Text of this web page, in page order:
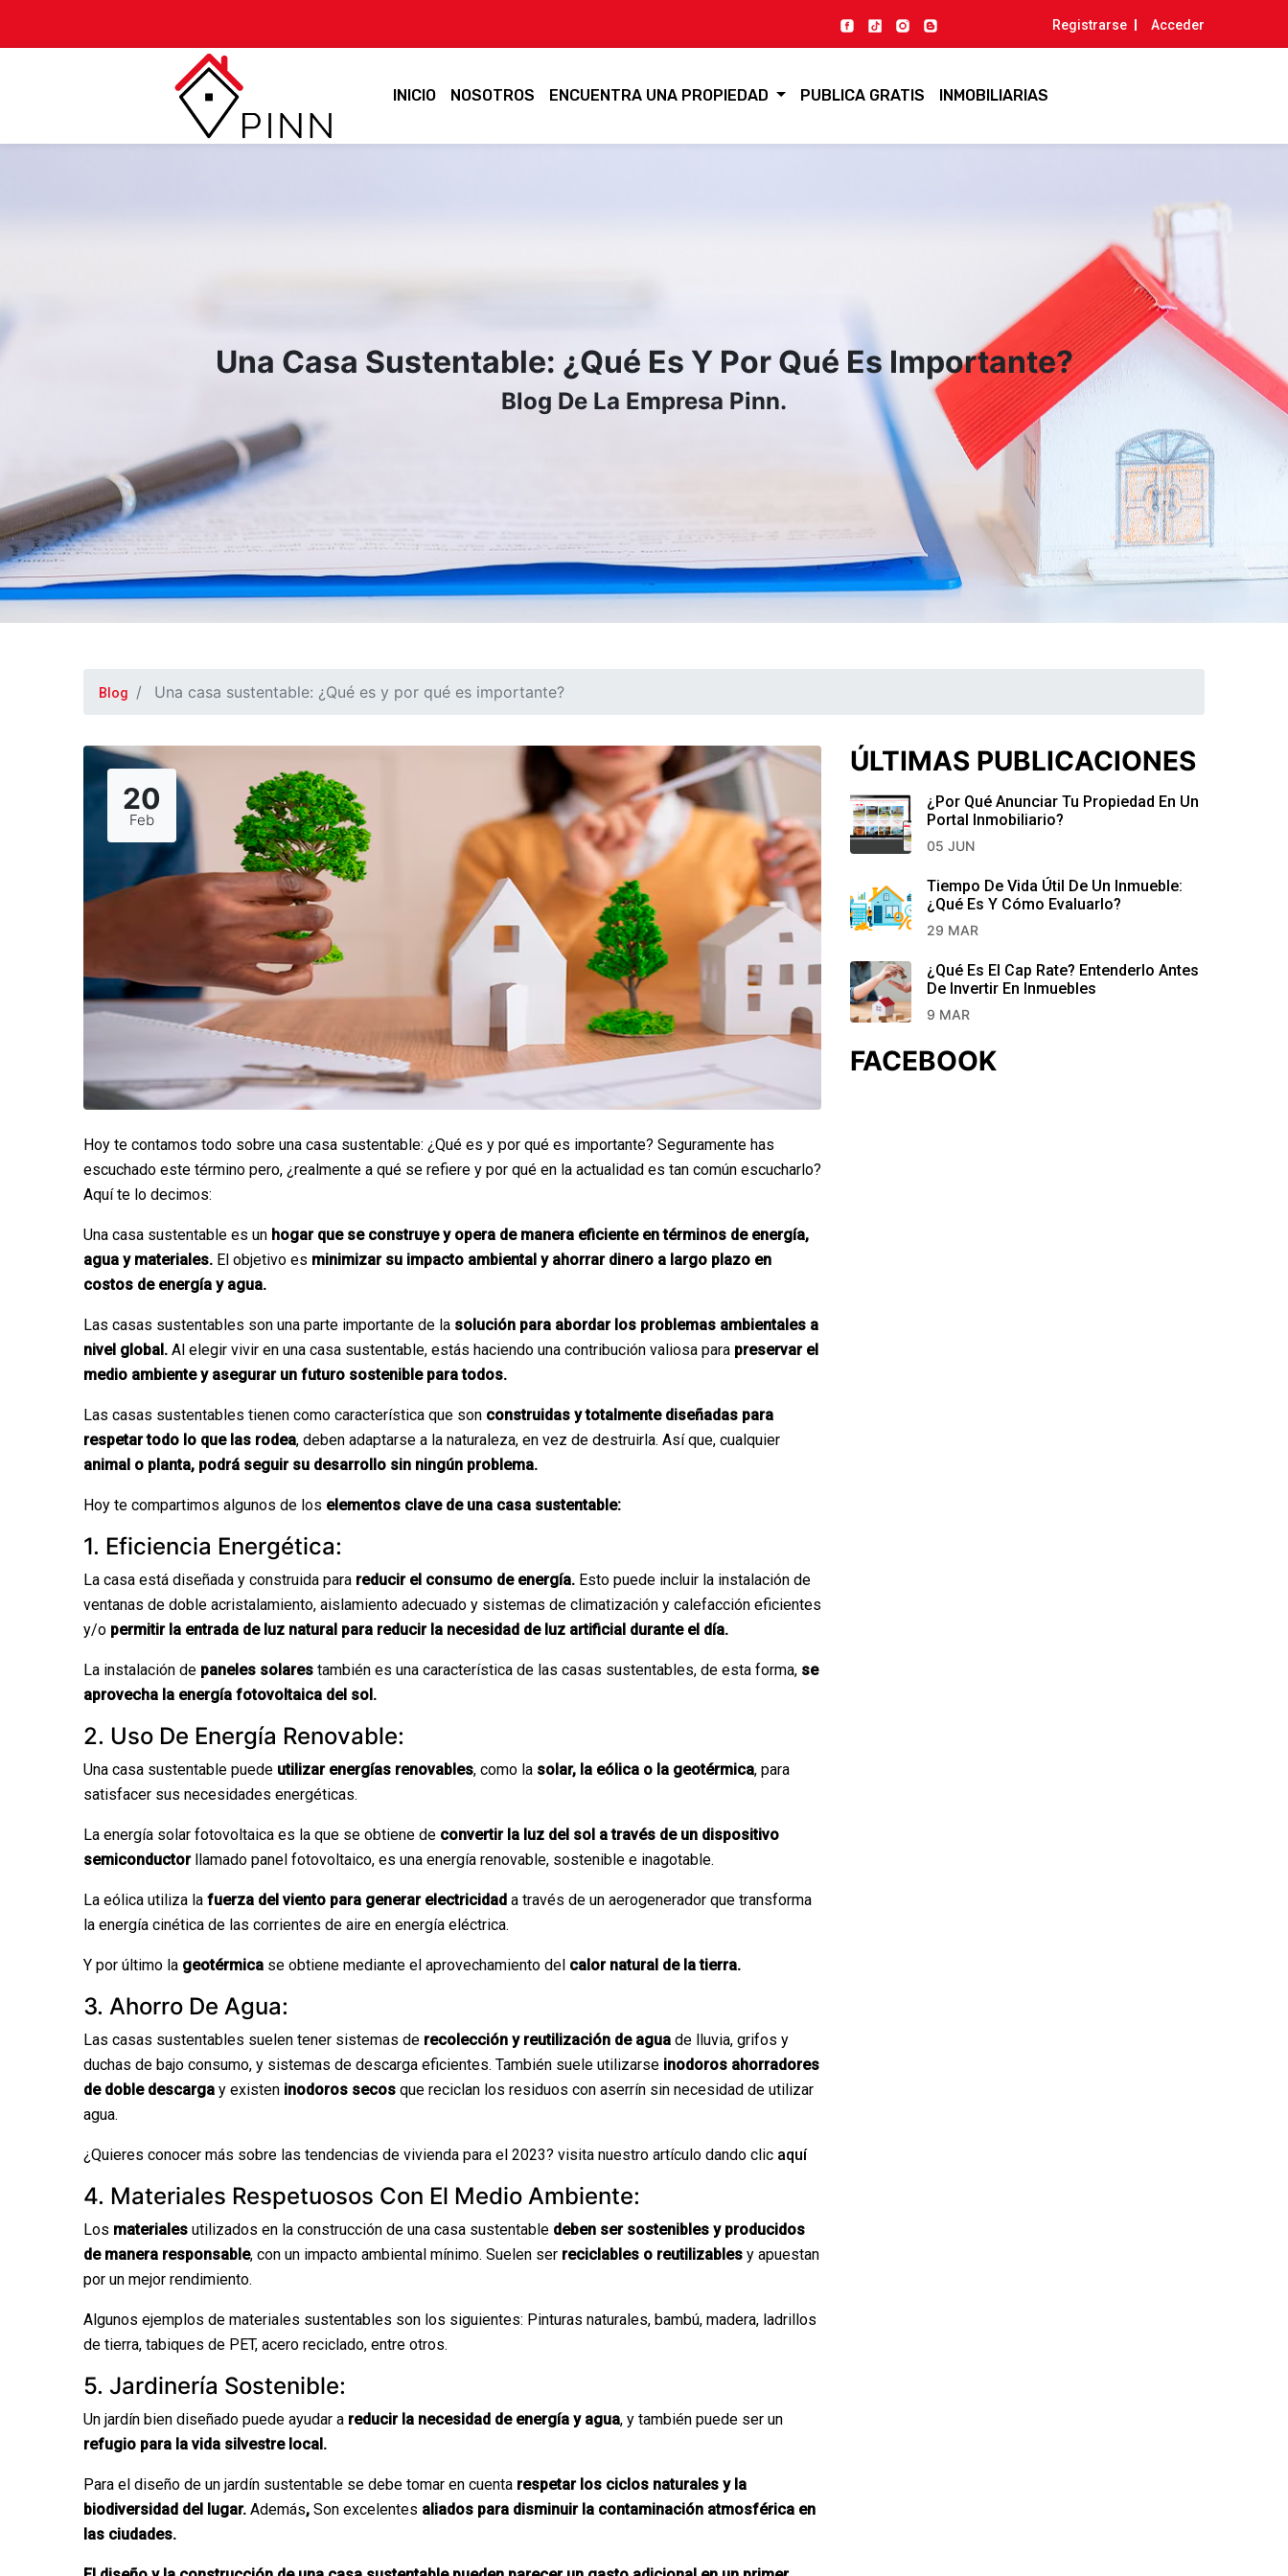
Registrarse Acceder
INICIO NOSOTROS ENCUENTRA UNA PROPIEDAD PUBLICA GRATIS INMOBILIARIAS
Una Casa Sustentable: ¿Qué Es Y Por Qué Es Importante?
Blog De La Empresa Pinn.
Blog Una casa sustentable: ¿Qué es y por qué es importante?
20
Feb
Hoy te contamos todo sobre una casa sustentable: ¿Qué es y por qué es importante? Seguramente has
escuchado este término pero, ¿realmente a qué se refiere y por qué en la actualidad es tan común escucharlo?
Aquí te lo decimos:
Una casa sustentable es un hogar que se construye y opera de manera eficiente en términos de energía,
agua y materiales. El objetivo es minimizar su impacto ambiental y ahorrar dinero a largo plazo en
costos de energía y agua.
Las casas sustentables son una parte importante de la solución para abordar los problemas ambientales a
nivel global. Al elegir vivir en una casa sustentable, estás haciendo una contribución valiosa para preservar el
medio ambiente y asegurar un futuro sostenible para todos.
Las casas sustentables tienen como característica que son construidas y totalmente diseñadas para
respetar todo lo que las rodea, deben adaptarse a la naturaleza, en vez de destruirla. Así que, cualquier
animal o planta, podrá seguir su desarrollo sin ningún problema.
Hoy te compartimos algunos de los elementos clave de una casa sustentable:
1. Eficiencia Energética:
La casa está diseñada y construida para reducir el consumo de energía. Esto puede incluir la instalación de
ventanas de doble acristalamiento, aislamiento adecuado y sistemas de climatización y calefacción eficientes
y/o permitir la entrada de luz natural para reducir la necesidad de luz artificial durante el día.
La instalación de paneles solares también es una característica de las casas sustentables, de esta forma, se
aprovecha la energía fotovoltaica del sol.
2. Uso De Energía Renovable:
Una casa sustentable puede utilizar energías renovables, como la solar, la eólica o la geotérmica, para
satisfacer sus necesidades energéticas.
La energía solar fotovoltaica es la que se obtiene de convertir la luz del sol a través de un dispositivo
semiconductorllamado panel fotovoltaico, es una energía renovable, sostenible e inagotable.
La eólica utiliza la fuerza del viento para generar electricidad a través de un aerogenerador que transforma
la energía cinética de las corrientes de aire en energía eléctrica.
Y por último la geotérmica se obtiene mediante el aprovechamiento del calor natural de la tierra.
3. Ahorro De Agua:
Las casas sustentables suelen tener sistemas de recolección y reutilización de agua de lluvia, grifos y
duchas de bajo consumo, y sistemas de descarga eficientes. También suele utilizarse inodoros ahorradores
de doble descarga y existen inodoros secos que reciclan los residuos con aserrín sin necesidad de utilizar
agua.
¿Quieres conocer más sobre las tendencias de vivienda para el 2023? visita nuestro artículo dando clic aquí
4. Materiales Respetuosos Con El Medio Ambiente:
Los materiales utilizados en la construcción de una casa sustentable deben ser sostenibles y producidos
de manera responsable, con un impacto ambiental mínimo. Suelen ser reciclables o reutilizables y apuestan
por un mejor rendimiento.
Algunos ejemplos de materiales sustentables son los siguientes: Pinturas naturales, bambú, madera, ladrillos
de tierra, tabiques de PET, acero reciclado, entre otros.
5. Jardinería Sostenible:
Un jardín bien diseñado puede ayudar a reducir la necesidad de energía y agua, y también puede ser un
refugio para la vida silvestre local.
Para el diseño de un jardín sustentable se debe tomar en cuenta respetar los ciclos naturales y la
biodiversidad del lugar. Además, Son excelentes aliados para disminuir la contaminación atmosférica en
las ciudades.
ÚLTIMAS PUBLICACIONES
¿Por Qué Anunciar Tu Propiedad En Un
Portal Inmobiliario?
05 JUN
Tiempo De Vida Útil De Un Inmueble:
¿Qué Es Y Cómo Evaluarlo?
29 MAR
¿Qué Es El Cap Rate? Entenderlo Antes
De Invertir En Inmuebles
9 MAR
FACEBOOK